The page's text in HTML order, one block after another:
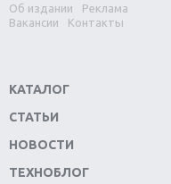
Две важных новинки
Divinity Original Sin 2
Switch
Обзор игры The
Об издании
Реклама
Вакансии
Контакты
КАТАЛОГ
СТАТЬИ
НОВОСТИ
ТЕХНОБЛОГ